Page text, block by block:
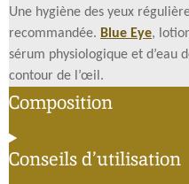
Une hygiène des yeux
recommandée. Blue Eye,
sérum physiologique et d’eau
contour de l’œil.
Composition
Conseils d’utilisation